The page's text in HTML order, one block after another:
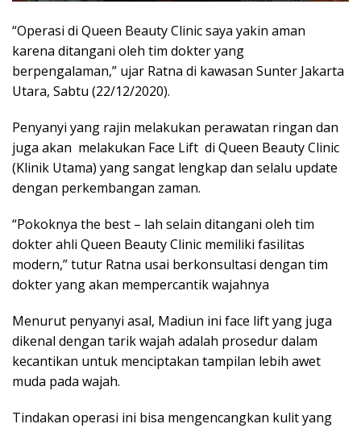
“Operasi di Queen Beauty Clinic saya yakin aman
karena ditangani oleh tim dokter yang
berpengalaman,” ujar Ratna di kawasan Sunter Jakarta
Utara, Sabtu (22/12/2020).
Penyanyi yang rajin melakukan perawatan ringan dan
juga akan melakukan Face Lift di Queen Beauty Clinic
(Klinik Utama) yang sangat lengkap dan selalu update
dengan perkembangan zaman.
“Pokoknya the best – lah selain ditangani oleh tim
dokter ahli Queen Beauty Clinic memiliki fasilitas
modern,” tutur Ratna usai berkonsultasi dengan tim
dokter yang akan mempercantik wajahnya
Menurut penyanyi asal, Madiun ini face lift yang juga
dikenal dengan tarik wajah adalah prosedur dalam
kecantikan untuk menciptakan tampilan lebih awet
muda pada wajah.
Tindakan operasi ini bisa mengencangkan kulit yang